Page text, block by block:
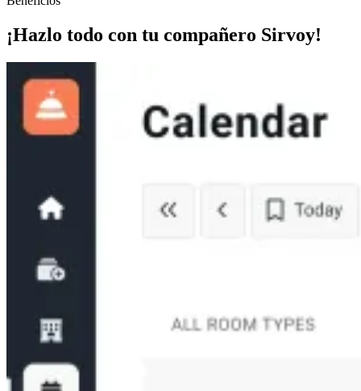
¡Hazlo todo con tu compañero Sirvoy!